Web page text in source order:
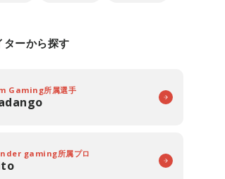
ターから探す
Gaming所属選手
gaming所属プロ